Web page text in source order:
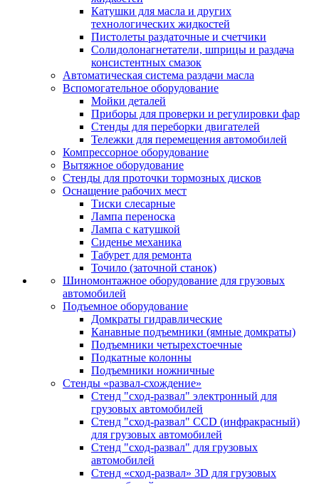
Катушки для масла и других
технологических жидкостей
Пистолеты раздаточные и счетчики
Солидолонагнетатели, шприцы и раздача
консистентных смазок
Автоматическая система раздачи масла
Вспомогательное оборудование
Мойки деталей
Приборы для проверки и регулировки фар
Стенды для переборки двигателей
Тележки для перемещения автомобилей
Компрессорное оборудование
Вытяжное оборудование
Стенды для проточки тормозных дисков
Оснащение рабочих мест
Тиски слесарные
Лампа переноска
Лампа с катушкой
Сиденье механика
Табурет для ремонта
Точило (заточной станок)
Шиномонтажное оборудование для грузовых
автомобилей
Подъемное оборудование
Домкраты гидравлические
Канавные подъемники (ямные домкраты)
Подъемники четырехстоечные
Подкатные колонны
Подъемники ножничные
Стенды «развал-схождение»
Стенд "сход-развал" электронный для
грузовых автомобилей
Стенд "сход-развал" CCD (инфракрасный)
для грузовых автомобилей
Стенд "сход-развал" для грузовых
автомобилей
Стенд «сход-развал» 3D для грузовых